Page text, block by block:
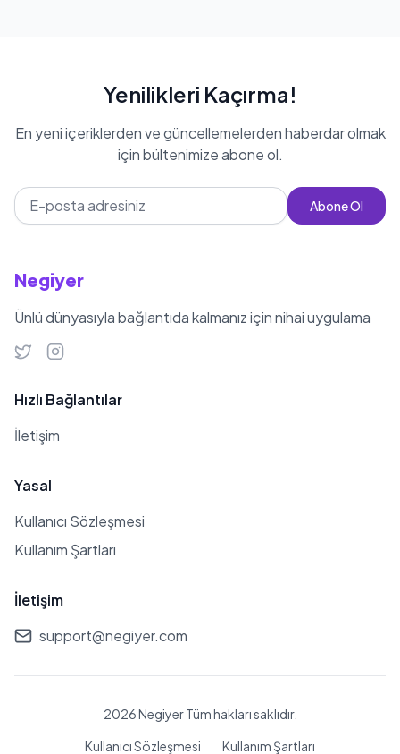
Yenilikleri Kaçırma!
En yeni içeriklerden ve güncellemelerden haberdar olmak
için bültenimize abone ol.
Abone Ol
Negiyer
Ünlü dünyasıyla bağlantıda kalmanız için nihai uygulama
Hızlı Bağlantılar
İletişim
Yasal
Kullanıcı Sözleşmesi
Kullanım Şartları
İletişim
support@negiyer.com
2026 Negiyer Tüm hakları saklıdır.
Kullanıcı Sözleşmesi
Kullanım Şartları